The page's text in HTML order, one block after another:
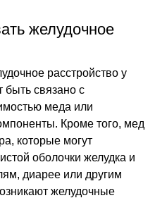
желудочное
расстройство у
связано с
меда или
Кроме того, мед
которые могут
оболочки желудка и
диарее или другим
желудочные